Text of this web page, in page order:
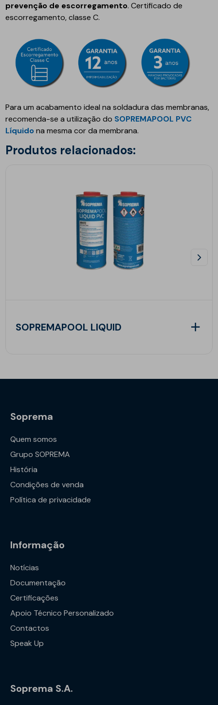
prevenção de escorregamento. Certificado de
escorregamento, classe C.
Para um acabamento ideal na soldadura das membranas,
recomenda-se a utilização do SOPREMAPOOL PVC
Líquido na mesma cor da membrana.
Produtos relacionados:
SOPREMAPOOL LIQUID
Soprema
Quem somos
Grupo SOPREMA
História
Condições de venda
Política de privacidade
Informação
Notícias
Documentação
Certificações
Apoio Técnico Personalizado
Contactos
Speak Up
Soprema S.A.